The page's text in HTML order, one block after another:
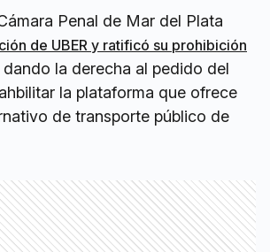
Penal de Mar del Plata
de UBER y ratificó su prohibición
dando la derecha al pedido del
la plataforma que ofrece
de transporte público de